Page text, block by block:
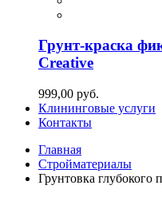
Грунт-краска
Creative
999,00 руб.
Клининговые услуги
Контакты
Главная
Стройматериалы
Грунтовка